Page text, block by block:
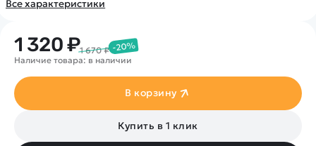
Все характеристики
1 320 ₽1 670 ₽ -20%
Наличие товара: в наличии
В корзину
Купить в 1 клик
Самолеты
Сборные модели
Детские электромобили
Спецтехника
Железные дороги
Аренда Квадрокоптеров
Покупка в кредит
Контакты
Помощь
Отследить заказ
Оплата на сайте